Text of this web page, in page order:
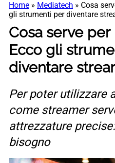
Home » Mediatech » Cosa
gli strumenti per diventare
Cosa serve per
Ecco gli
diventare
Per poter utilizzare
come streamer
attrezzature
bisogno